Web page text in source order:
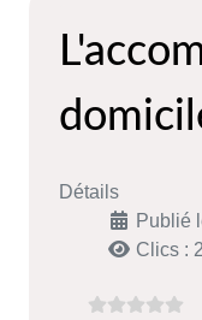
Détails
Publié
Clics :